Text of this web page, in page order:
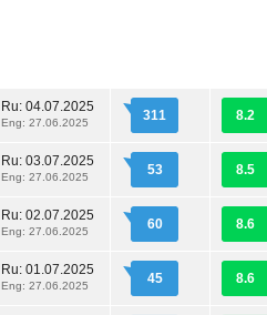
Ru: 04.07.2025
Eng: 27.06.2025 311 8.2
Ru: 03.07.2025
Eng: 27.06.2025 53 8.5
Ru: 02.07.2025
Eng: 27.06.2025 60 8.6
Ru: 01.07.2025
Eng: 27.06.2025 45 8.6